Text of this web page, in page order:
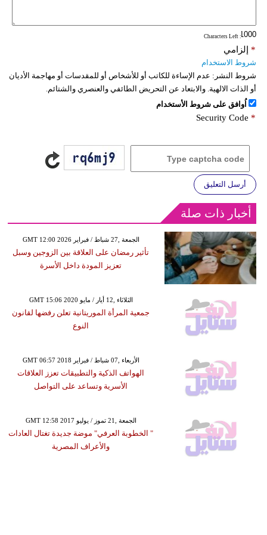
: Characters Left
إلزامي *
شروط الاستخدام
شروط النشر: عدم الإساءة للكاتب أو للأشخاص أو للمقدسات أو مهاجمة الأديان
أو الذات الالهية. والابتعاد عن التحريض الطائفي والعنصري والشتائم.
اُوافق على شروط الأستخدام
Security Code *
أرسل التعليق
أخبار ذات صلة
GMT 12:00 2026 الجمعة ,27 شباط / فبراير
تأثير رمضان على العلاقة بين الزوجين وسبل
تعزيز المودة داخل الأسرة
GMT 15:06 2020 الثلاثاء ,12 أيار / مايو
جمعية المرأة الموريتانية تعلن رفضها لقانون
النوع
GMT 06:57 2018 الأربعاء ,07 شباط / فبراير
الهواتف الذكية والتطبيقات تعزز العلاقات
الأسرية وتساعد على التواصل
GMT 12:58 2017 الجمعة ,21 تموز / يوليو
" الخطوبة العرفي" موضة جديدة تغتال العادات
والأعراف المصرية